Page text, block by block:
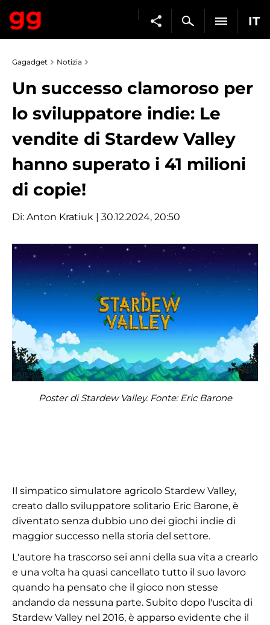
IT
Gagadget Notizia
Un successo clamoroso per
lo sviluppatore indie: Le
vendite di Stardew Valley
hanno superato i 41 milioni
di copie!
Di: Anton Kratiuk | 30.12.2024, 20:50
Poster di Stardew Valley. Fonte: Eric Barone
Il simpatico simulatore agricolo Stardew Valley,
creato dallo sviluppatore solitario Eric Barone, è
diventato senza dubbio uno dei giochi indie di
maggior successo nella storia del settore.
L'autore ha trascorso sei anni della sua vita a crearlo
e una volta ha quasi cancellato tutto il suo lavoro
quando ha pensato che il gioco non stesse
andando da nessuna parte. Subito dopo l'uscita di
Stardew Valley nel 2016, è apparso evidente che il